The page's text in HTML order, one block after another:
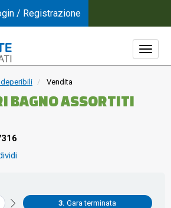
Vendita
BAGNO ASSORTITI
Gara terminata
/ Registrazione